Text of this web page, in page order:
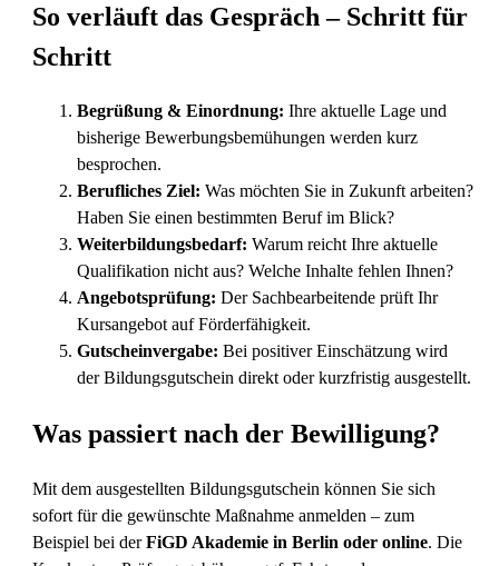
So verläuft das Gespräch – Schritt für
Schritt
Begrüßung & Einordnung: Ihre aktuelle Lage und
bisherige Bewerbungsbemühungen werden kurz
besprochen.
Berufliches Ziel: Was möchten Sie in Zukunft arbeiten?
Haben Sie einen bestimmten Beruf im Blick?
Weiterbildungsbedarf: Warum reicht Ihre aktuelle
Qualifikation nicht aus? Welche Inhalte fehlen Ihnen?
Angebotsprüfung: Der Sachbearbeitende prüft Ihr
Kursangebot auf Förderfähigkeit.
Gutscheinvergabe: Bei positiver Einschätzung wird
der Bildungsgutschein direkt oder kurzfristig ausgestellt.
Was passiert nach der Bewilligung?
Mit dem ausgestellten Bildungsgutschein können Sie sich
sofort für die gewünschte Maßnahme anmelden – zum
Beispiel bei derFiGD Akademie in Berlin oder online. Die